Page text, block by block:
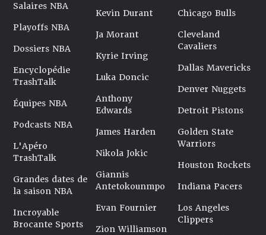
Salaires NBA
Playoffs NBA
Dossiers NBA
Encyclopédie
TrashTalk
Équipes NBA
Podcasts NBA
L'Apéro
TrashTalk
Grandes dates de
la saison NBA
Incroyable
Brocante Sports
Kevin Durant
Ja Morant
Kyrie Irving
Luka Doncic
Anthony
Edwards
James Harden
Nikola Jokic
Giannis
Antetokounmpo
Evan Fournier
Zion Williamson
Chicago Bulls
Cleveland
Cavaliers
Dallas Mavericks
Denver Nuggets
Detroit Pistons
Golden State
Warriors
Houston Rockets
Indiana Pacers
Los Angeles
Clippers